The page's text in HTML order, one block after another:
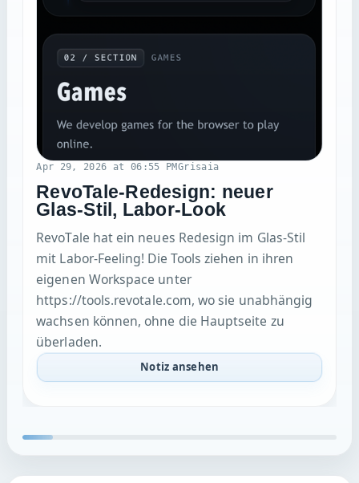
Apr 29, 2026 at 06:55 PM
RevoTale-Redesign: neuer
Glas-Stil, Labor-Look
RevoTale hat ein neues Redesign im Glas-Stil
mit Labor-Feeling! Die Tools ziehen in ihren
eigenen Workspace unter
https://tools.revotale.com, wo sie unabhängig
wachsen können, ohne die Hauptseite zu
überladen.